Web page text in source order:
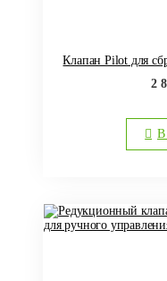
Клапан Pilot для
2
В